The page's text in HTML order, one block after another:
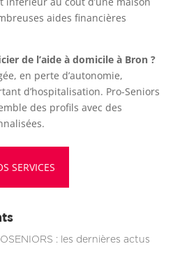
aides financières
de l’aide à domicile à Bron ?
en perte d’autonomie,
d’hospitalisation. Pro-Seniors
des profils avec des
SERVICES
: les dernières actus